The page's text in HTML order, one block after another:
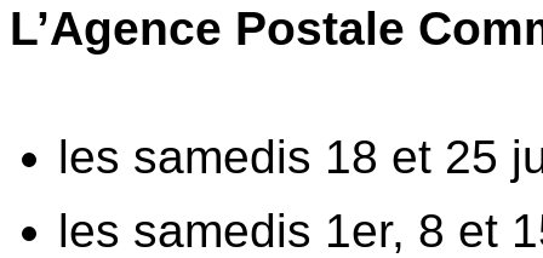
L’Agence Postale
les samedis 18 et 25
les samedis 1er, 8 et